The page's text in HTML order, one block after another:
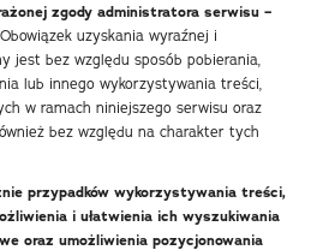
zgody administratora serwisu –
Obowiązek uzyskania wyraźnej i
jest bez względu sposób pobierania,
lub innego wykorzystywania treści,
w ramach niniejszego serwisu oraz
bez względu na charakter tych
przypadków wykorzystywania treści,
i ułatwienia ich wyszukiwania
oraz umożliwienia pozycjonowania